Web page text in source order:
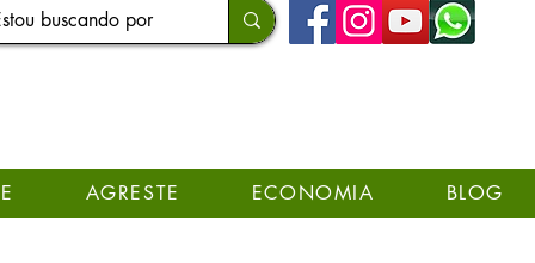
AGRESTE ECONOMIA BLOG